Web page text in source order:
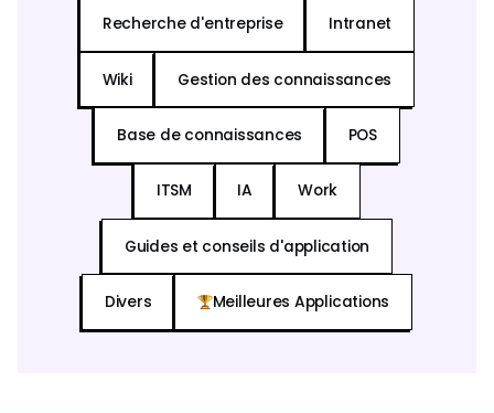
Recherche d'entreprise Intranet
Wiki Gestion des connaissances
Base de connaissances POS
ITSM IA Work
Guides et conseils d'application
Divers Meilleures Applications